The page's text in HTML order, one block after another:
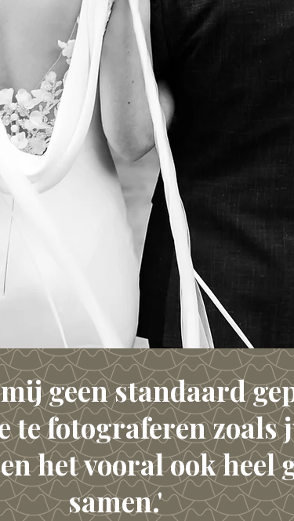
geen standaard
te fotograferen zoals
het vooral ook heel
samen.'